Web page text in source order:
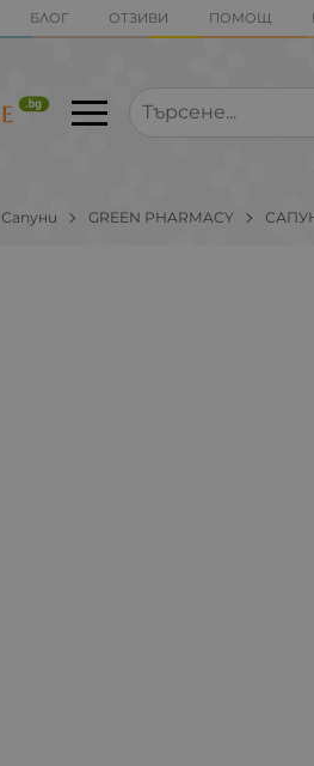
БЛОГ ОТЗИВИ ПОМОЩ
Сапуни GREEN PHARMACY